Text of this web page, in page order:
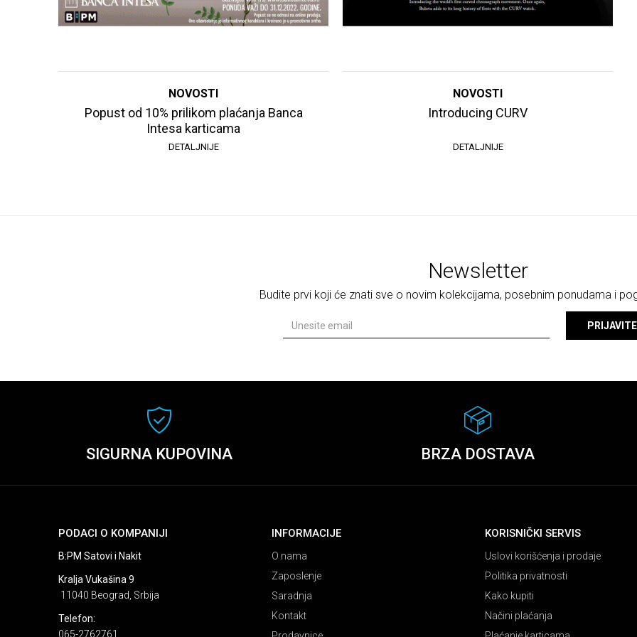
NOVOSTI
Popust od 10% prilikom plaćanja Banca
Intesa karticama
DETALJNIJE
NOVOSTI
Introducing CURV
DETALJNIJE
Newsletter
Budite prvi koji će znati sve o novim kolekcijama, posebnim ponudama i
SIGURNA KUPOVINA BRZA DOSTAVA
PODACI O KOMPANIJI
B:PM Satovi i Nakit
Kralja Vukašina 9
11040 Beograd, Srbija
Telefon:
065-2762761
INFORMACIJE
O nama
Zaposlenje
Saradnja
Kontakt
KORISNIČKI SERVIS
Uslovi korišćenja i prodaje
Politika privatnosti
Kako kupiti
Načini plaćanja